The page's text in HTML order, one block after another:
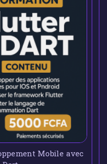
Mobile avec